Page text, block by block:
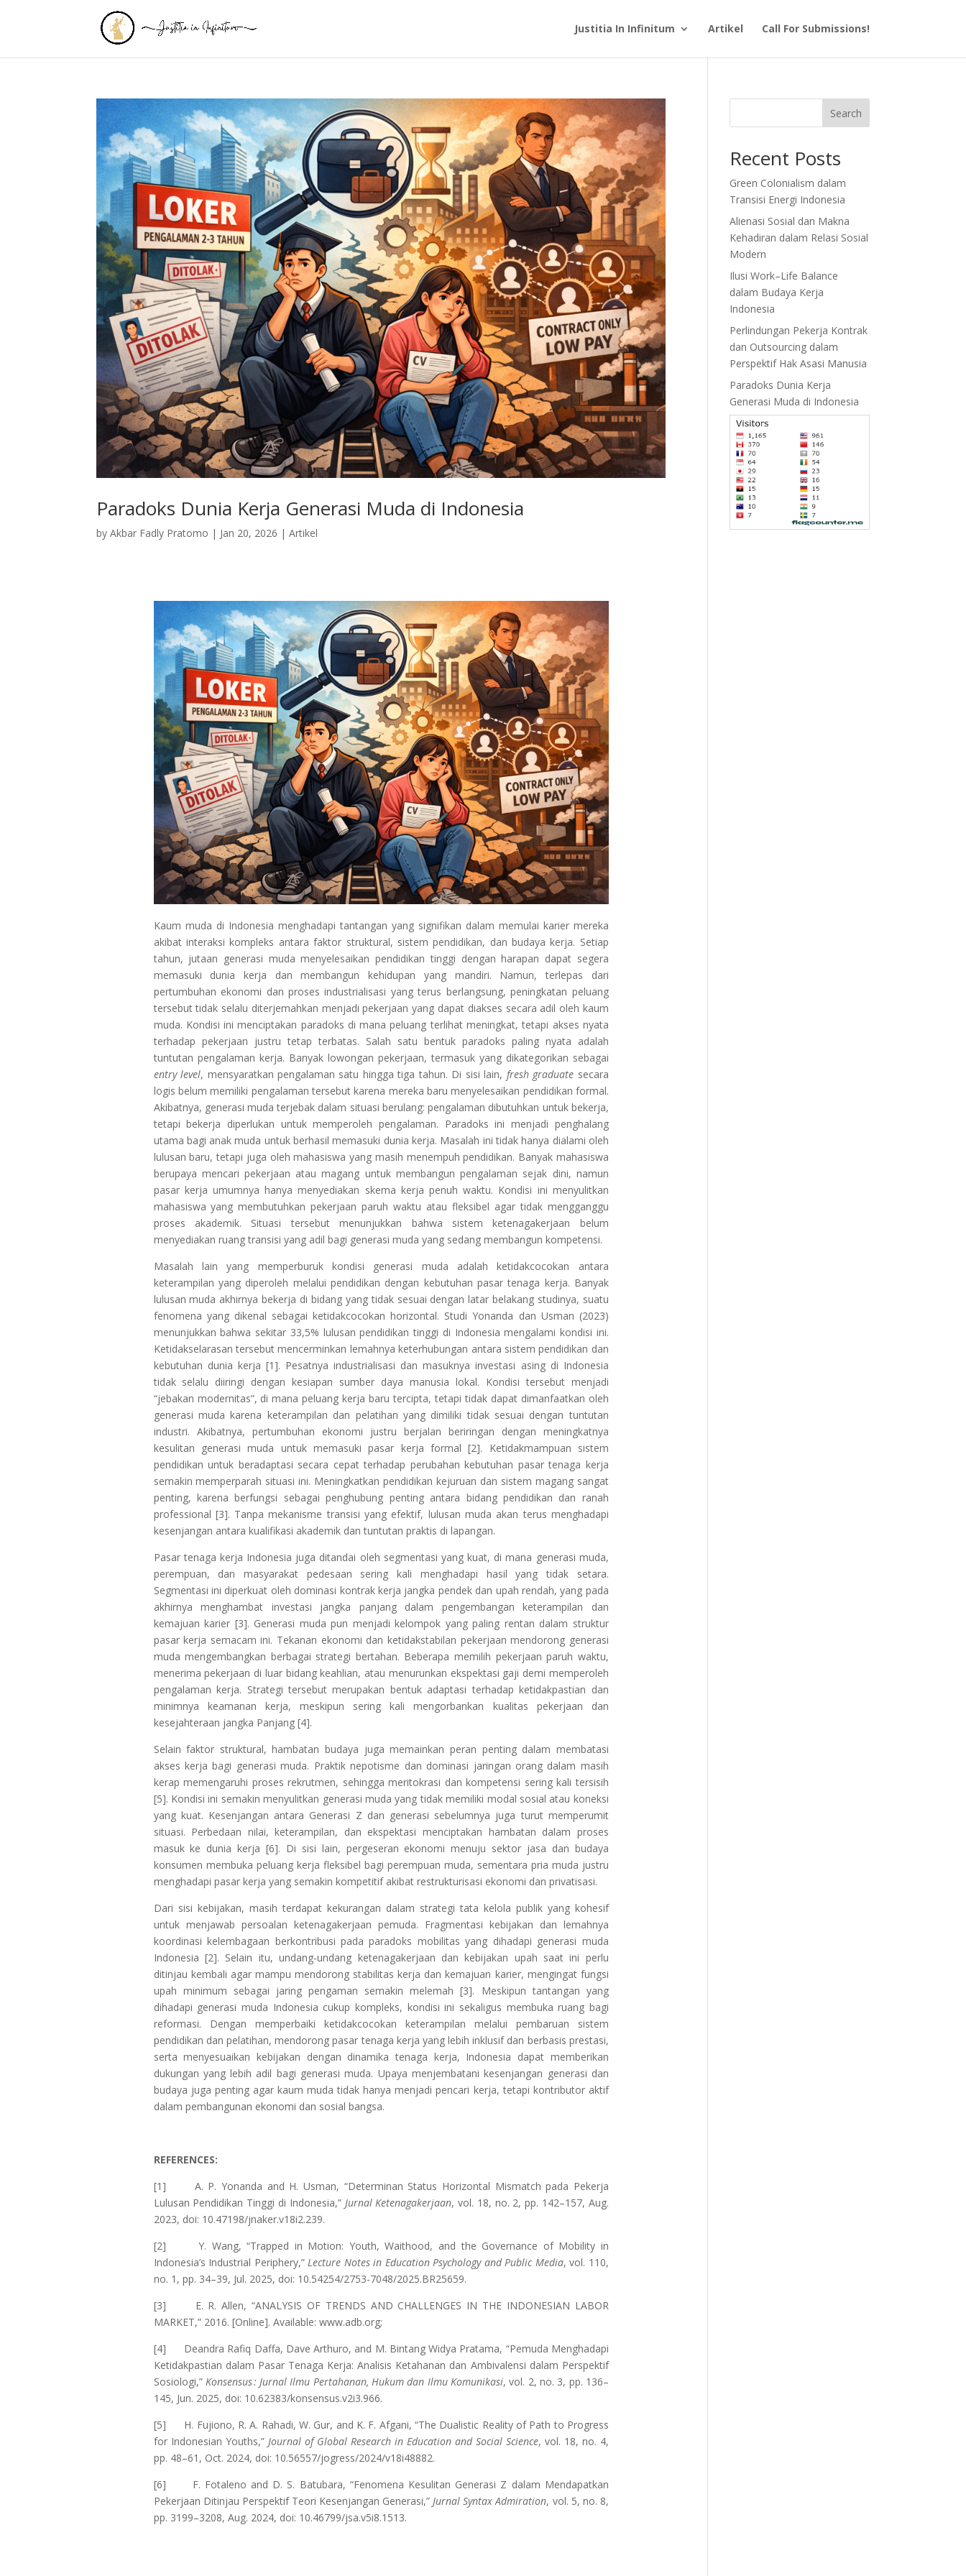
Justitia In Infinitum Artikel Call For Submissions!
Paradoks Dunia Kerja Generasi Muda di Indonesia
byAkbar Fadly Pratomo | Jan 20, 2026 |Artikel
Kaum muda di Indonesia menghadapi tantangan yang signifikan dalam memulai karier mereka
akibat interaksi kompleks antara faktor struktural, sistem pendidikan, dan budaya kerja. Setiap
tahun, jutaan generasi muda menyelesaikan pendidikan tinggi dengan harapan dapat segera
memasuki dunia kerja dan membangun kehidupan yang mandiri. Namun, terlepas dari
pertumbuhan ekonomi dan proses industrialisasi yang terus berlangsung, peningkatan peluang
tersebut tidak selalu diterjemahkan menjadi pekerjaan yang dapat diakses secara adil oleh kaum
muda. Kondisi ini menciptakan paradoks di mana peluang terlihat meningkat, tetapi akses nyata
terhadap pekerjaan justru tetap terbatas. Salah satu bentuk paradoks paling nyata adalah
tuntutan pengalaman kerja. Banyak lowongan pekerjaan, termasuk yang dikategorikan sebagai
entry level, mensyaratkan pengalaman satu hingga tiga tahun. Di sisi lain, fresh graduate secara
logis belum memiliki pengalaman tersebut karena mereka baru menyelesaikan pendidikan formal.
Akibatnya, generasi muda terjebak dalam situasi berulang: pengalaman dibutuhkan untuk bekerja,
tetapi bekerja diperlukan untuk memperoleh pengalaman. Paradoks ini menjadi penghalang
utama bagi anak muda untuk berhasil memasuki dunia kerja. Masalah ini tidak hanya dialami oleh
lulusan baru, tetapi juga oleh mahasiswa yang masih menempuh pendidikan. Banyak mahasiswa
berupaya mencari pekerjaan atau magang untuk membangun pengalaman sejak dini, namun
pasar kerja umumnya hanya menyediakan skema kerja penuh waktu. Kondisi ini menyulitkan
mahasiswa yang membutuhkan pekerjaan paruh waktu atau fleksibel agar tidak mengganggu
proses akademik. Situasi tersebut menunjukkan bahwa sistem ketenagakerjaan belum
menyediakan ruang transisi yang adil bagi generasi muda yang sedang membangun kompetensi.
Masalah lain yang memperburuk kondisi generasi muda adalah ketidakcocokan antara
keterampilan yang diperoleh melalui pendidikan dengan kebutuhan pasar tenaga kerja. Banyak
lulusan muda akhirnya bekerja di bidang yang tidak sesuai dengan latar belakang studinya, suatu
fenomena yang dikenal sebagai ketidakcocokan horizontal. Studi Yonanda dan Usman (2023)
menunjukkan bahwa sekitar 33,5% lulusan pendidikan tinggi di Indonesia mengalami kondisi ini.
Ketidakselarasan tersebut mencerminkan lemahnya keterhubungan antara sistem pendidikan dan
kebutuhan dunia kerja [1]. Pesatnya industrialisasi dan masuknya investasi asing di Indonesia
tidak selalu diiringi dengan kesiapan sumber daya manusia lokal. Kondisi tersebut menjadi
“jebakan modernitas”, di mana peluang kerja baru tercipta, tetapi tidak dapat dimanfaatkan oleh
generasi muda karena keterampilan dan pelatihan yang dimiliki tidak sesuai dengan tuntutan
industri. Akibatnya, pertumbuhan ekonomi justru berjalan beriringan dengan meningkatnya
kesulitan generasi muda untuk memasuki pasar kerja formal [2]. Ketidakmampuan sistem
pendidikan untuk beradaptasi secara cepat terhadap perubahan kebutuhan pasar tenaga kerja
semakin memperparah situasi ini. Meningkatkan pendidikan kejuruan dan sistem magang sangat
penting, karena berfungsi sebagai penghubung penting antara bidang pendidikan dan ranah
professional [3]. Tanpa mekanisme transisi yang efektif, lulusan muda akan terus menghadapi
kesenjangan antara kualifikasi akademik dan tuntutan praktis di lapangan.
Pasar tenaga kerja Indonesia juga ditandai oleh segmentasi yang kuat, di mana generasi muda,
perempuan, dan masyarakat pedesaan sering kali menghadapi hasil yang tidak setara.
Segmentasi ini diperkuat oleh dominasi kontrak kerja jangka pendek dan upah rendah, yang pada
akhirnya menghambat investasi jangka panjang dalam pengembangan keterampilan dan
kemajuan karier [3]. Generasi muda pun menjadi kelompok yang paling rentan dalam struktur
pasar kerja semacam ini. Tekanan ekonomi dan ketidakstabilan pekerjaan mendorong generasi
muda mengembangkan berbagai strategi bertahan. Beberapa memilih pekerjaan paruh waktu,
menerima pekerjaan di luar bidang keahlian, atau menurunkan ekspektasi gaji demi memperoleh
pengalaman kerja. Strategi tersebut merupakan bentuk adaptasi terhadap ketidakpastian dan
minimnya keamanan kerja, meskipun sering kali mengorbankan kualitas pekerjaan dan
kesejahteraan jangka Panjang [4].
Selain faktor struktural, hambatan budaya juga memainkan peran penting dalam membatasi
akses kerja bagi generasi muda. Praktik nepotisme dan dominasi jaringan orang dalam masih
kerap memengaruhi proses rekrutmen, sehingga meritokrasi dan kompetensi sering kali tersisih
[5]. Kondisi ini semakin menyulitkan generasi muda yang tidak memiliki modal sosial atau koneksi
yang kuat. Kesenjangan antara Generasi Z dan generasi sebelumnya juga turut memperumit
situasi. Perbedaan nilai, keterampilan, dan ekspektasi menciptakan hambatan dalam proses
masuk ke dunia kerja [6]. Di sisi lain, pergeseran ekonomi menuju sektor jasa dan budaya
konsumen membuka peluang kerja fleksibel bagi perempuan muda, sementara pria muda justru
menghadapi pasar kerja yang semakin kompetitif akibat restrukturisasi ekonomi dan privatisasi.
Dari sisi kebijakan, masih terdapat kekurangan dalam strategi tata kelola publik yang kohesif
untuk menjawab persoalan ketenagakerjaan pemuda. Fragmentasi kebijakan dan lemahnya
koordinasi kelembagaan berkontribusi pada paradoks mobilitas yang dihadapi generasi muda
Indonesia [2]. Selain itu, undang-undang ketenagakerjaan dan kebijakan upah saat ini perlu
ditinjau kembali agar mampu mendorong stabilitas kerja dan kemajuan karier, mengingat fungsi
upah minimum sebagai jaring pengaman semakin melemah [3]. Meskipun tantangan yang
dihadapi generasi muda Indonesia cukup kompleks, kondisi ini sekaligus membuka ruang bagi
reformasi. Dengan memperbaiki ketidakcocokan keterampilan melalui pembaruan sistem
pendidikan dan pelatihan, mendorong pasar tenaga kerja yang lebih inklusif dan berbasis prestasi,
serta menyesuaikan kebijakan dengan dinamika tenaga kerja, Indonesia dapat memberikan
dukungan yang lebih adil bagi generasi muda. Upaya menjembatani kesenjangan generasi dan
budaya juga penting agar kaum muda tidak hanya menjadi pencari kerja, tetapi kontributor aktif
dalam pembangunan ekonomi dan sosial bangsa.
REFERENCES:
[1] A. P. Yonanda and H. Usman, “Determinan Status Horizontal Mismatch pada Pekerja
Lulusan Pendidikan Tinggi di Indonesia,” Jurnal Ketenagakerjaan, vol. 18, no. 2, pp. 142–157, Aug.
2023, doi: 10.47198/jnaker.v18i2.239.
[2] Y. Wang, “Trapped in Motion: Youth, Waithood, and the Governance of Mobility in
Indonesia’s Industrial Periphery,” Lecture Notes in Education Psychology and Public Media, vol. 110,
no. 1, pp. 34–39, Jul. 2025, doi: 10.54254/2753-7048/2025.BR25659.
[3] E. R. Allen, “ANALYSIS OF TRENDS AND CHALLENGES IN THE INDONESIAN LABOR
MARKET,” 2016. [Online]. Available: www.adb.org;
[4] Deandra Rafiq Daffa, Dave Arthuro, and M. Bintang Widya Pratama, “Pemuda Menghadapi
Ketidakpastian dalam Pasar Tenaga Kerja: Analisis Ketahanan dan Ambivalensi dalam Perspektif
Sosiologi,” Konsensus : Jurnal Ilmu Pertahanan, Hukum dan Ilmu Komunikasi, vol. 2, no. 3, pp. 136–
145, Jun. 2025, doi: 10.62383/konsensus.v2i3.966.
[5] H. Fujiono, R. A. Rahadi, W. Gur, and K. F. Afgani, “The Dualistic Reality of Path to Progress
for Indonesian Youths,” Journal of Global Research in Education and Social Science, vol. 18, no. 4,
pp. 48–61, Oct. 2024, doi: 10.56557/jogress/2024/v18i48882.
[6] F. Fotaleno and D. S. Batubara, “Fenomena Kesulitan Generasi Z dalam Mendapatkan
Pekerjaan Ditinjau Perspektif Teori Kesenjangan Generasi,” Jurnal Syntax Admiration, vol. 5, no. 8,
pp. 3199–3208, Aug. 2024, doi: 10.46799/jsa.v5i8.1513.
Search
Recent Posts
Green Colonialism dalam
Transisi Energi Indonesia
Alienasi Sosial dan Makna
Kehadiran dalam Relasi Sosial
Modern
Ilusi Work–Life Balance
dalam Budaya Kerja
Indonesia
Perlindungan Pekerja Kontrak
dan Outsourcing dalam
Perspektif Hak Asasi Manusia
Paradoks Dunia Kerja
Generasi Muda di Indonesia